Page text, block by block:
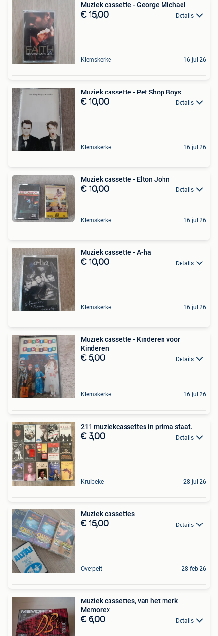
Muziek cassette - George Michael
€ 15,00 Details
Klemskerke 16 jul 26
Muziek cassette - Pet Shop Boys
€ 10,00 Details
Klemskerke 16 jul 26
Muziek cassette - Elton John
€ 10,00 Details
Klemskerke 16 jul 26
Muziek cassette - A-ha
€ 10,00 Details
Klemskerke 16 jul 26
Muziek cassette - Kinderen voor
Kinderen
€ 5,00 Details
Klemskerke 16 jul 26
211 muziekcassettes in prima staat.
€ 3,00 Details
Kruibeke 28 jul 26
Muziek cassettes
€ 15,00 Details
Overpelt 28 feb 26
Muziek cassettes, van het merk
Memorex
€ 6,00 Details